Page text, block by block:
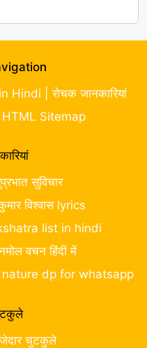
| रोचक जानकारियां
Sitemap
सुविचार
विश्वास lyrics
list in hindi
वचन हिंदी में
dp for whatsapp
चुटकुले